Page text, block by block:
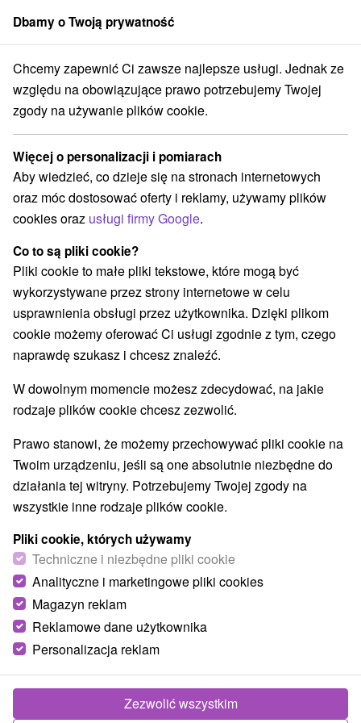
członek grupySorger
Chaty na prenájom Východné Slovensko Prešovský kraj Lúčka
Chaty na prenájom Lúčka
Kategorie
Wszystkie kategorie
Drevenice(1)
Wybierz lokalizację lub datę
WSZYSTKO NAJTAŃSZE NAJDROŻSZE
TE OFERTY MOGĄ PAŃSTWO
BYĆ TAKŻE
ZAINTERESOWANY
TIP
od485,22zł
/noc/osoba
Dbamy o Twoją prywatność
Chcemy zapewnić Ci zawsze najlepsze usługi. Jednak ze
względu na obowiązujące prawo potrzebujemy Twojej
zgody na używanie plików cookie.
Więcej o personalizacji i pomiarach
Aby wiedzieć, co dzieje się na stronach internetowych
oraz móc dostosować oferty i reklamy, używamy plików
cookies oraz usługi firmy Google.
Co to są pliki cookie?
Pliki cookie to małe pliki tekstowe, które mogą być
wykorzystywane przez strony internetowe w celu
usprawnienia obsługi przez użytkownika. Dzięki plikom
cookie możemy oferować Ci usługi zgodnie z tym, czego
naprawdę szukasz i chcesz znaleźć.
W dowolnym momencie możesz zdecydować, na jakie
rodzaje plików cookie chcesz zezwolić.
Prawo stanowi, że możemy przechowywać pliki cookie na
Twoim urządzeniu, jeśli są one absolutnie niezbędne do
działania tej witryny. Potrzebujemy Twojej zgody na
wszystkie inne rodzaje plików cookie.
Pliki cookie, których używamy
Techniczne i niezbędne pliki cookie
Analityczne i marketingowe pliki cookies
Magazyn reklam
Reklamowe dane użytkownika
Personalizacja reklam
Zezwolić wszystkim